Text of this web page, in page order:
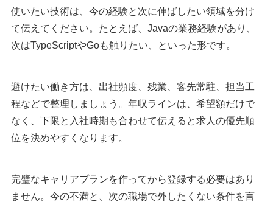
使いたい技術は、今の経験と次に伸ばしたい領域を分け
て伝えてください。たとえば、Javaの業務経験があり、
次はTypeScriptやGoも触りたい、といった形です。
避けたい働き方は、出社頻度、残業、客先常駐、担当工
程などで整理しましょう。年収ラインは、希望額だけで
なく、下限と入社時期も合わせて伝えると求人の優先順
位を決めやすくなります。
完璧なキャリアプランを作ってから登録する必要はあり
ません。今の不満と、次の職場で外したくない条件を言